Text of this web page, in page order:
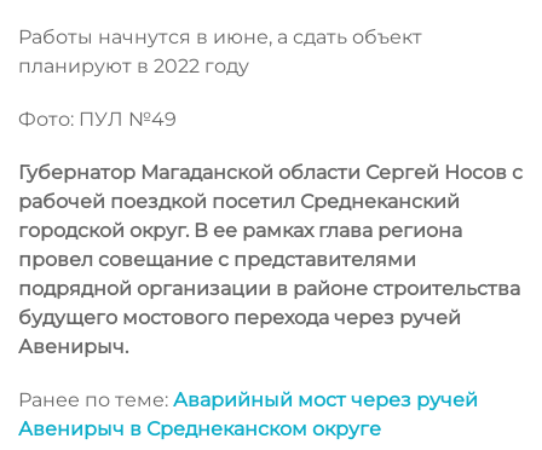
Работы начнутся в июне, а сдать объект
планируют в 2022 году
Фото: ПУЛ №49
Губернатор Магаданской области Сергей Носов с
рабочей поездкой посетил Среднеканский
городской округ. В ее рамках глава региона
провел совещание с представителями
подрядной организации в районе строительства
будущего мостового перехода через ручей
Авенирыч.
Ранее по теме: Аварийный мост через ручей
Авенирыч в Среднеканском округе